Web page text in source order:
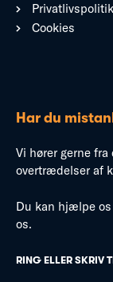
Privatlivspolitik
Cookies
Har du
Vi hører gerne
overtrædelser af
Du kan hjælpe
os.
RING ELLER SKRIV